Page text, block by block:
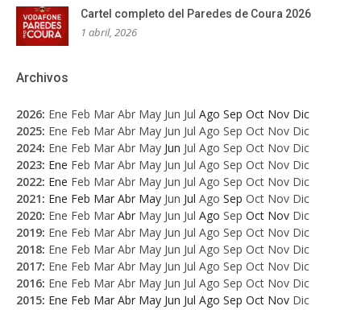
Cartel completo del Paredes de Coura 2026
1 abril, 2026
Archivos
2026: Ene Feb Mar Abr May Jun Jul Ago Sep Oct Nov Dic
2025: Ene Feb Mar Abr May Jun Jul Ago Sep Oct Nov Dic
2024: Ene Feb Mar Abr May Jun Jul Ago Sep Oct Nov Dic
2023: Ene Feb Mar Abr May Jun Jul Ago Sep Oct Nov Dic
2022: Ene Feb Mar Abr May Jun Jul Ago Sep Oct Nov Dic
2021: Ene Feb Mar Abr May Jun Jul Ago Sep Oct Nov Dic
2020: Ene Feb Mar Abr May Jun Jul Ago Sep Oct Nov Dic
2019: Ene Feb Mar Abr May Jun Jul Ago Sep Oct Nov Dic
2018: Ene Feb Mar Abr May Jun Jul Ago Sep Oct Nov Dic
2017: Ene Feb Mar Abr May Jun Jul Ago Sep Oct Nov Dic
2016: Ene Feb Mar Abr May Jun Jul Ago Sep Oct Nov Dic
2015: Ene Feb Mar Abr May Jun Jul Ago Sep Oct Nov Dic